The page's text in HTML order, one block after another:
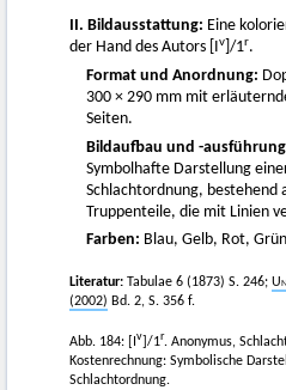
II. Bildausstattung: Eine
der Hand des Autors [Iv ]/1r.
Format und Anordnung:
300 × 290 mm mit
Seiten.
Bildaufbau und -
Symbolhafte Darstellung
Schlachtordnung, bestehend
Truppenteile, die mit Linien
Farben: Blau, Gelb, Rot,
Literatur: Tabulae 6 (1873) S. 246;
(2002) Bd. 2, S. 356 f.
Abb. 184: [I v ]/1r. Anonymus,
Kostenrechnung: Symbolische
Schlachtordnung.